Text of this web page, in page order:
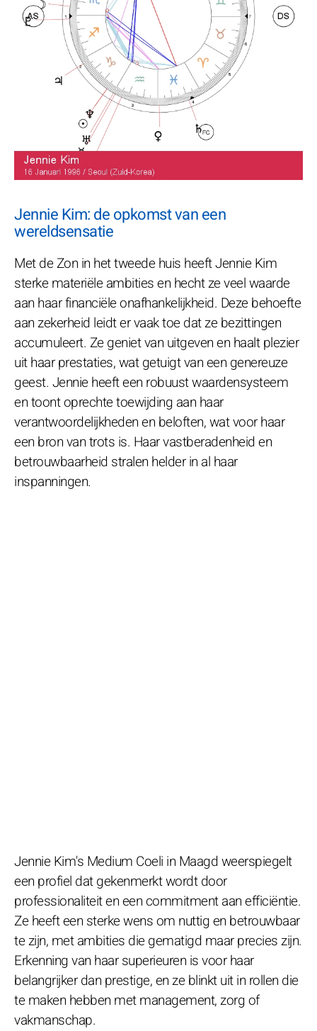
Jennie Kim: de opkomst van een
wereldsensatie
Met de Zon in het tweede huis heeft Jennie Kim
sterke materiële ambities en hecht ze veel waarde
aan haar financiële onafhankelijkheid. Deze behoefte
aan zekerheid leidt er vaak toe dat ze bezittingen
accumuleert. Ze geniet van uitgeven en haalt plezier
uit haar prestaties, wat getuigt van een genereuze
geest. Jennie heeft een robuust waardensysteem
en toont oprechte toewijding aan haar
verantwoordelijkheden en beloften, wat voor haar
een bron van trots is. Haar vastberadenheid en
betrouwbaarheid stralen helder in al haar
inspanningen.
Jennie Kim's Medium Coeli in Maagd weerspiegelt
een profiel dat gekenmerkt wordt door
professionaliteit en een commitment aan efficiëntie.
Ze heeft een sterke wens om nuttig en betrouwbaar
te zijn, met ambities die gematigd maar precies zijn.
Erkenning van haar superieuren is voor haar
belangrijker dan prestige, en ze blinkt uit in rollen die
te maken hebben met management, zorg of
vakmanschap.